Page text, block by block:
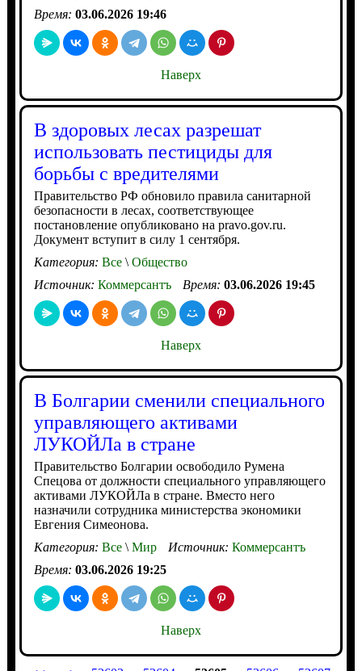
Время: 03.06.2026 19:46
Наверх
В здоровых лесах разрешат
использовать пестициды для
борьбы с вредителями
Правительство РФ обновило правила санитарной
безопасности в лесах, соответствующее
постановление опубликовано на pravo.gov.ru.
Документ вступит в силу 1 сентября.
Категория: Все\Общество
Источник: Коммерсантъ Время: 03.06.2026 19:45
Наверх
В Болгарии сменили специального
управляющего активами
ЛУКОЙЛа в стране
Правительство Болгарии освободило Румена
Спецова от должности специального управляющего
активами ЛУКОЙЛа в стране. Вместо него
назначили сотрудника министерства экономики
Евгения Симеонова.
Категория: Все\Мир Источник: Коммерсантъ
Время: 03.06.2026 19:25
Наверх